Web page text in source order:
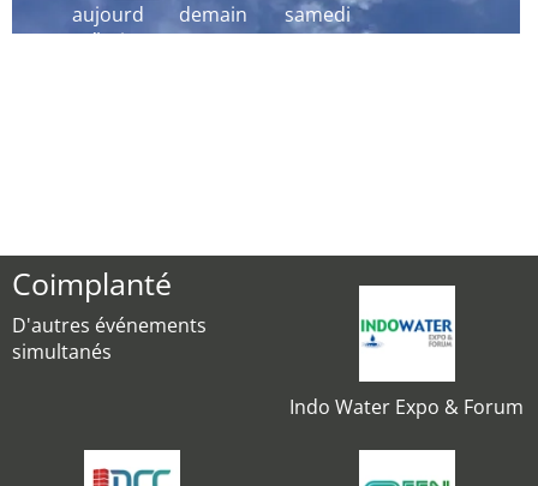
aujourd
´hui
demain samedi
Coimplanté
D'autres événements
simultanés
Indo Water Expo & Forum